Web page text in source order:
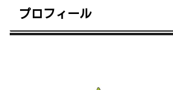
プロフィール